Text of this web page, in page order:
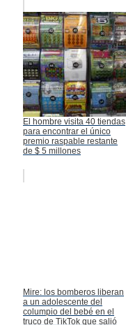
El hombre visita 40 tiendas
para encontrar el único
premio raspable restante
de $ 5 millones
Mire: los bomberos liberan
a un adolescente del
columpio del bebé en el
truco de TikTok que salió